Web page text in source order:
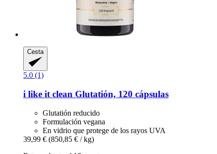
Cesta
5.0 (1)
i like it clean Glutatión, 120 cápsulas
Glutatión reducido
Formulación vegana
En vidrio que protege de los rayos UVA
39,99 € (850,85 € / kg)